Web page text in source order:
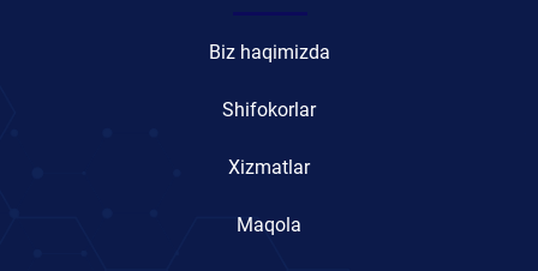
Biz haqimizda
Shifokorlar
Xizmatlar
Maqola